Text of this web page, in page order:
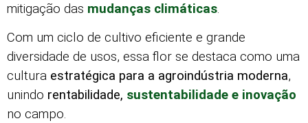
mitigação das mudanças climáticas.
Com um ciclo de cultivo eficiente e grande
diversidade de usos, essa flor se destaca como uma
cultura estratégica para a agroindústria moderna,
unindo rentabilidade, sustentabilidade e inovação
no campo.